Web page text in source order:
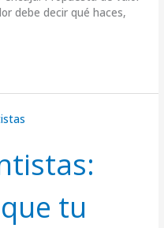
debe decir qué haces,
tu